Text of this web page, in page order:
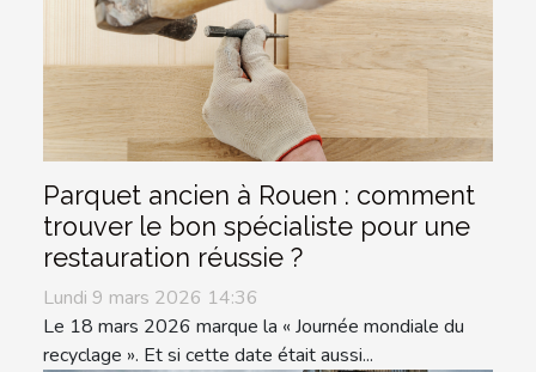
Parquet ancien à Rouen : comment
trouver le bon spécialiste pour une
restauration réussie ?
Lundi 9 mars 2026 14:36
Le 18 mars 2026 marque la « Journée mondiale du
recyclage ». Et si cette date était aussi...